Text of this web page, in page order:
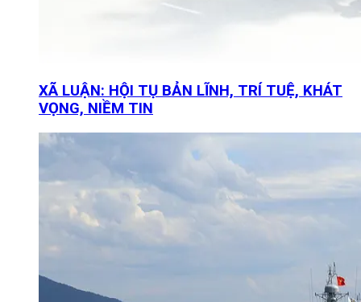
XÃ LUẬN: HỘI TỤ BẢN LĨNH, TRÍ TUỆ, KHÁT
VỌNG, NIỀM TIN